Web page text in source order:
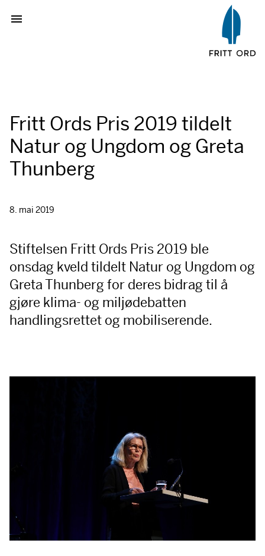
Fritt Ords Pris 2019 tildelt
Natur og Ungdom og Greta
Thunberg
8. mai 2019
Stiftelsen Fritt Ords Pris 2019 ble
onsdag kveld tildelt Natur og Ungdom og
Greta Thunberg for deres bidrag til å
gjøre klima- og miljødebatten
handlingsrettet og mobiliserende.